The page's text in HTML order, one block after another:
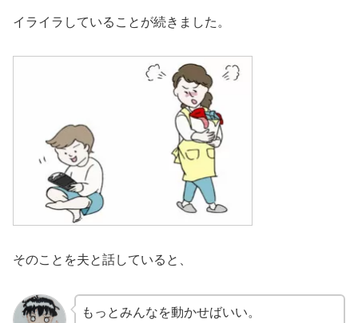
イライラしていることが続きました。
そのことを夫と話していると、
もっとみんなを動かせばいい。